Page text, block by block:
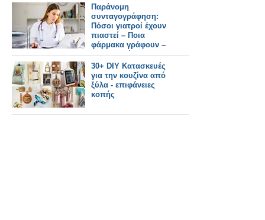
Παράνομη
συνταγογράφηση:
Πόσοι γιατροί έχουν
πιαστεί – Ποια
φάρμακα γράφουν –
Οι περιοχές
«πρωταθλήτριες» στις
παραβάσεις
30+ DIY Κατασκευές
για την κουζίνα από
ξύλα - επιφάνειες
κοπής